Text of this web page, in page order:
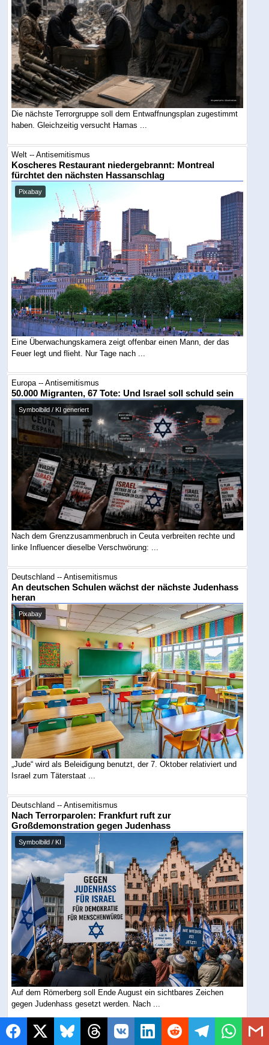
Die nächste Terrorgruppe soll dem Entwaffnungsplan zugestimmt
haben. Gleichzeitig versucht Hamas ...
Welt -- Antisemitismus
Koscheres Restaurant niedergebrannt: Montreal
fürchtet den nächsten Hassanschlag
Pixabay
Eine Überwachungskamera zeigt offenbar einen Mann, der das
Feuer legt und flieht. Nur Tage nach ...
Europa -- Antisemitismus
50.000 Migranten, 67 Tote: Und Israel soll schuld sein
Symbolbild / KI generiert
Nach dem Grenzzusammenbruch in Ceuta verbreiten rechte und
linke Influencer dieselbe Verschwörung: ...
Deutschland -- Antisemitismus
An deutschen Schulen wächst der nächste Judenhass
heran
Pixabay
„Jude“ wird als Beleidigung benutzt, der 7. Oktober relativiert und
Israel zum Täterstaat ...
Deutschland -- Antisemitismus
Nach Terrorparolen: Frankfurt ruft zur
Großdemonstration gegen Judenhass
Symbolbild / KI
Auf dem Römerberg soll Ende August ein sichtbares Zeichen
gegen Judenhass gesetzt werden. Nach ...
Deutschland -- Antisemitismus